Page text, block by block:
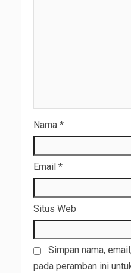
Nama *
Email *
Situs Web
Simpan nama,
pada peramban ini